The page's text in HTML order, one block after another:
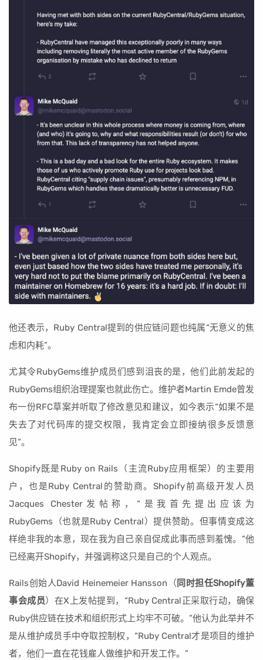
他还表示，Ruby Central提到的供应链问题也纯属“无意义的焦
虑和内耗”。
尤其令RubyGems维护成员们感到沮丧的是，他们此前发起的
RubyGems组织治理提案也就此伤亡。维护者Martin Emde曾发
布一份RFC草案并听取了修改意见和建议，如今表示“如果不是
失去了对代码库的提交权限，我肯定会立即接纳很多反馈意
见”。
Shopify既是Ruby on Rails（主流Ruby应用框架）的主要用
户，也是Ruby Central的赞助商。Shopify前高级开发人员
Jacques Chester发帖称，“是我首先提出应该为
RubyGems（也就是Ruby Central）提供赞助。但事情变成这
样绝非我的本意，现在我为自己亲自促成此事而感到羞愧。”他
已经离开Shopify，并强调称这只是自己的个人观点。
Rails创始人David Heinemeier Hansson（ 同时担任Shopify董
事会成员）在X上发帖提到，“Ruby Central正采取行动，确保
Ruby供应链在技术和组织形式上均牢不可破。”他认为此举并不
是从维护成员手中夺取控制权，“Ruby Central才是项目的维护
者，他们一直在花钱雇人做维护和开发工作。”